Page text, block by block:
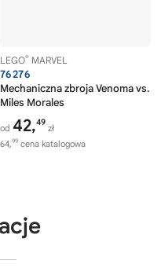
LEGO® MARVEL
76276
Mechaniczna zbroja Venoma vs.
Miles Morales
od 42,49
zł
64,99 cena katalogowa